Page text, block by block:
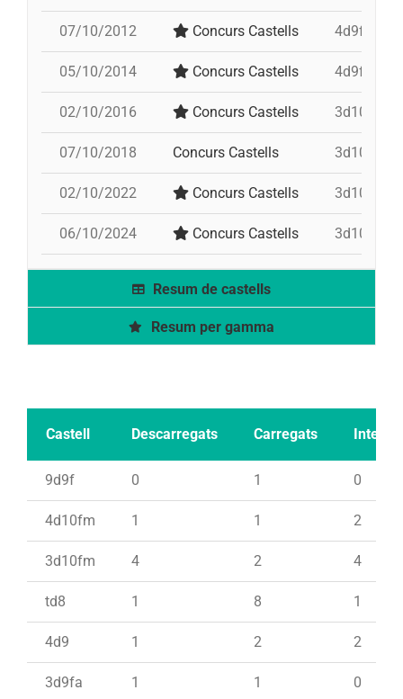
07/10/2012 Concurs Castells 4d9fac,
05/10/2014 Concurs Castells 4d9fa,
02/10/2016 Concurs Castells 3d10fm,
07/10/2018 Concurs Castells 3d10fm,
02/10/2022 Concurs Castells 3d10fm, i
06/10/2024 Concurs Castells 3d10fm,
Resum de castells
Resum per gamma
Castell Descarregats Carregats Intents
9d9f 0 1 0
4d10fm 1 1 2
3d10fm 4 2 4
td8 1 8 1
4d9 1 2 2
3d9fa 1 1 0